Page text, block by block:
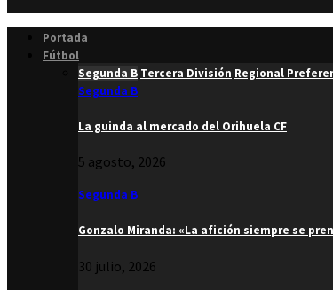
Portada
Fútbol
Segunda B Tercera División Regional
Segunda B
La guinda al mercado del Orihuela CF
5 agosto, 2026
Segunda B
Gonzalo Miranda: «La afición siempre se
30 julio, 2026